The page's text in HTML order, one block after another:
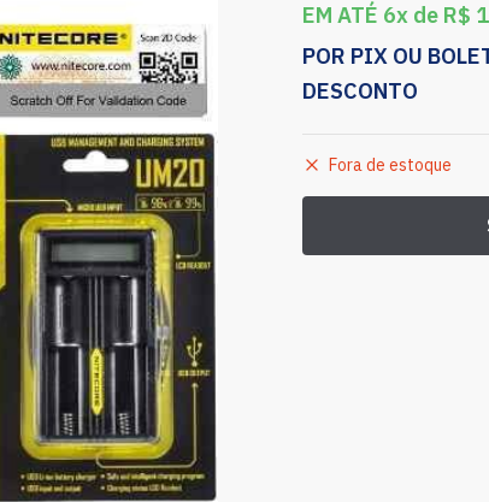
EM ATÉ 6x de R$
POR PIX OU
DESCONTO
Fora de estoque